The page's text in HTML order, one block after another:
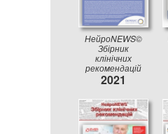
НейроNEWS©
Збірник
клінічних
рекомендацій
2021